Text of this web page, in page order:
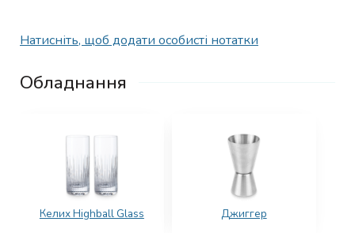
Натисніть, щоб додати особисті нотатки
Обладнання
Келих Highball Glass Джиггер